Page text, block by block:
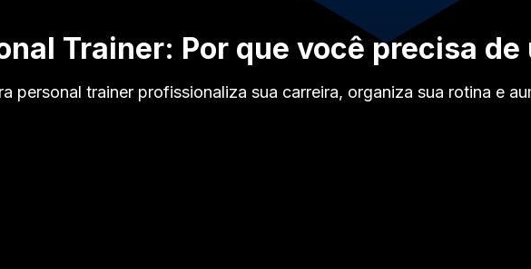
Trainer: Por que você precisa
personal trainer profissionaliza sua carreira, organiza sua rotina e